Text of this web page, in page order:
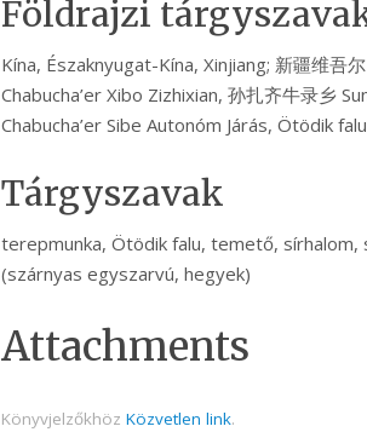
Földrajzi
Kína, Északnyugat-Kína, Xinjiang; 新疆维吾
Chabucha’er Xibo Zizhixian, 孙扎齐牛录乡
Chabucha’er Sibe Autonóm Járás, Ötödik falu
Tárgyszavak
terepmunka, Ötödik falu, temető, sírhalom,
(szárnyas egyszarvú, hegyek)
Attachments
Könyvjelzőkhöz Közvetlen link.